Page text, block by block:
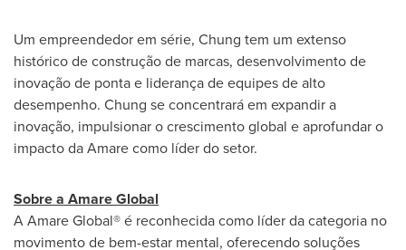
Um empreendedor em série, Chung tem um extenso
histórico de construção de marcas, desenvolvimento de
inovação de ponta e liderança de equipes de alto
desempenho. Chung se concentrará em expandir a
inovação, impulsionar o crescimento global e aprofundar o
impacto da Amare como líder do setor.
Sobre a Amare Global
A Amare Global® é reconhecida como líder da categoria no
movimento de bem-estar mental, oferecendo soluções